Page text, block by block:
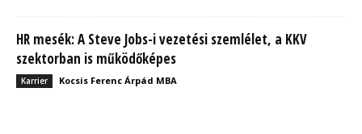
HR mesék: A Steve Jobs-i vezetési szemlélet, a KKV
szektorban is működőképes
Karrier Kocsis Ferenc Árpád MBA